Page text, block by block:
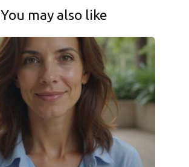
You may also like